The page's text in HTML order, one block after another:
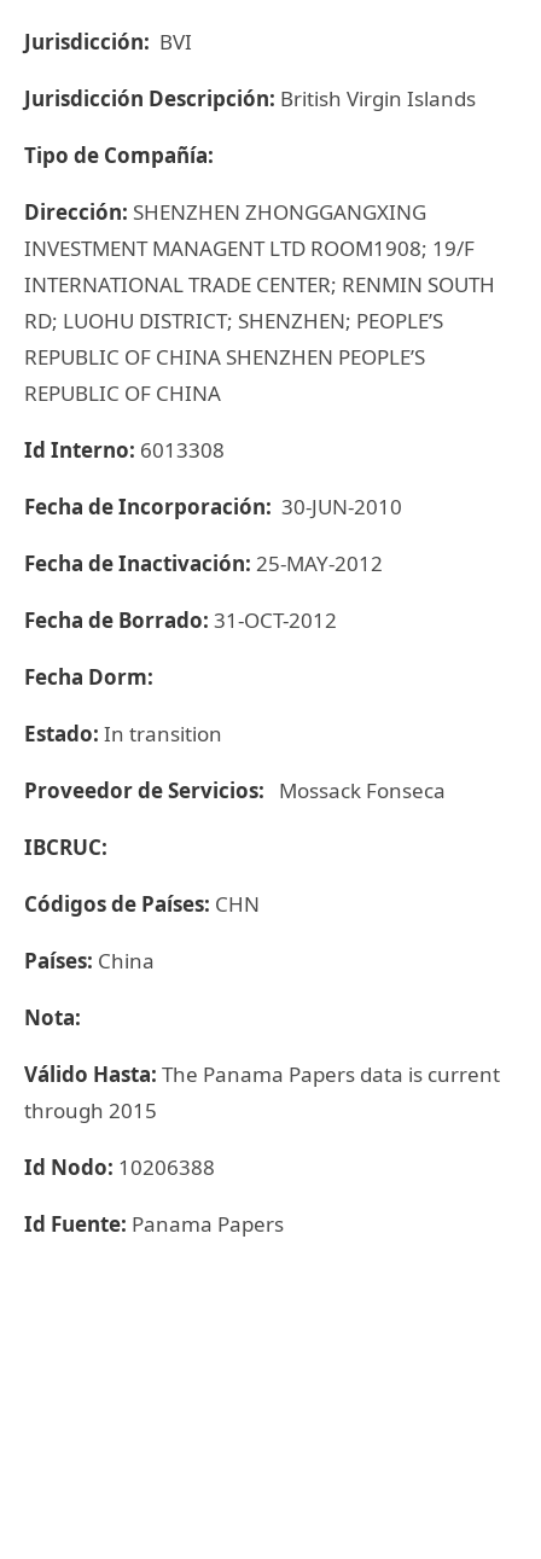
Jurisdicción: BVI
Jurisdicción Descripción: British Virgin Islands
Tipo de Compañía:
Dirección: SHENZHEN ZHONGGANGXING
INVESTMENT MANAGENT LTD ROOM1908; 19/F
INTERNATIONAL TRADE CENTER; RENMIN SOUTH
RD; LUOHU DISTRICT; SHENZHEN; PEOPLE’S
REPUBLIC OF CHINA SHENZHEN PEOPLE’S
REPUBLIC OF CHINA
Id Interno: 6013308
Fecha de Incorporación: 30-JUN-2010
Fecha de Inactivación: 25-MAY-2012
Fecha de Borrado: 31-OCT-2012
Fecha Dorm:
Estado: In transition
Proveedor de Servicios: Mossack Fonseca
IBCRUC:
Códigos de Países: CHN
Países: China
Nota:
Válido Hasta: The Panama Papers data is current
through 2015
Id Nodo: 10206388
Id Fuente: Panama Papers